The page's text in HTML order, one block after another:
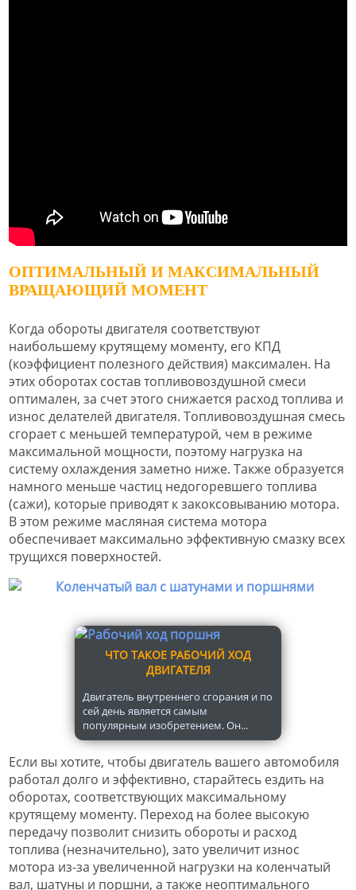
ОПТИМАЛЬНЫЙ И МАКСИМАЛЬНЫЙ
ВРАЩАЮЩИЙ МОМЕНТ
Когда обороты двигателя соответствуют
наибольшему крутящему моменту, его КПД
(коэффициент полезного действия) максимален. На
этих оборотах состав топливовоздушной смеси
оптимален, за счет этого снижается расход топлива и
износ делателей двигателя. Топливовоздушная смесь
сгорает с меньшей температурой, чем в режиме
максимальной мощности, поэтому нагрузка на
систему охлаждения заметно ниже. Также образуется
намного меньше частиц недогоревшего топлива
(сажи), которые приводят к закоксовыванию мотора.
В этом режиме масляная система мотора
обеспечивает максимально эффективную смазку всех
трущихся поверхностей.
ЧТО ТАКОЕ РАБОЧИЙ ХОД
ДВИГАТЕЛЯ
Двигатель внутреннего сгорания и по
сей день является самым
популярным изобретением. Он...
Если вы хотите, чтобы двигатель вашего автомобиля
работал долго и эффективно, старайтесь ездить на
оборотах, соответствующих максимальному
крутящему моменту. Переход на более высокую
передачу позволит снизить обороты и расход
топлива (незначительно), зато увеличит износ
мотора из-за увеличенной нагрузки на коленчатый
вал, шатуны и поршни, а также неоптимального